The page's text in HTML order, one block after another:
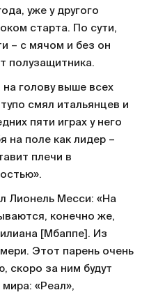
уже у другого
старта. По сути,
– с мячом и без он
полузащитника.
голову выше всех
смял итальянцев и
пяти играх у него
на поле как лидер –
плечи в
Лионель Месси: «На
конечно же,
[Мбаппе]. Из
Этот парень очень
скоро за ним будут
«Реал»,